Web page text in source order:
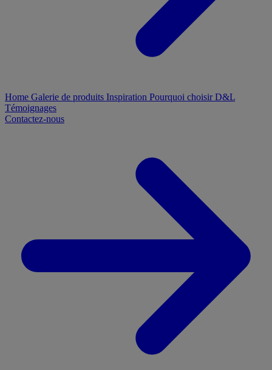
Home Galerie de produits Inspiration Pourquoi choisir D&L
Témoignages
Contactez-nous